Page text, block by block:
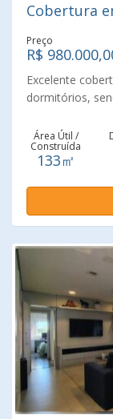
Cobertura
Preço
R$
Excelente
dormitórios,
cortinas. Duas
piscina, quadra
festas, salão
para os
Área Útil /
Construída
133㎡